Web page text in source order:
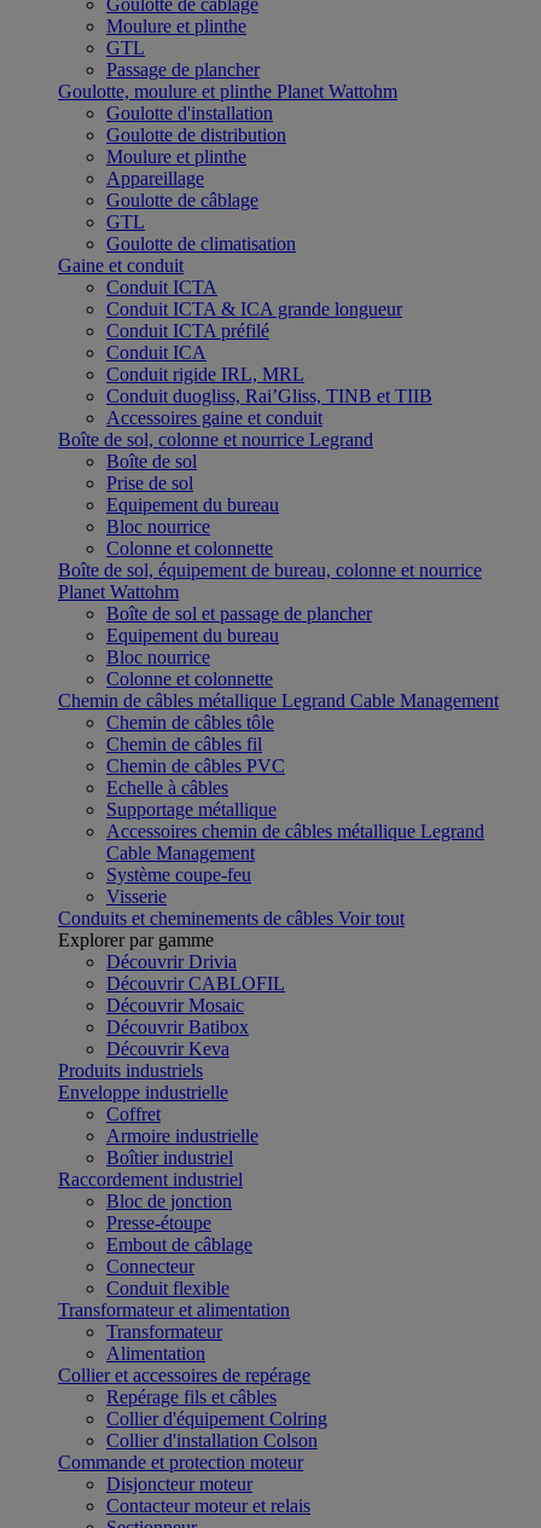
Goulotte de câblage
Moulure et plinthe
GTL
Passage de plancher
Goulotte, moulure et plinthe Planet Wattohm
Goulotte d'installation
Goulotte de distribution
Moulure et plinthe
Appareillage
Goulotte de câblage
GTL
Goulotte de climatisation
Gaine et conduit
Conduit ICTA
Conduit ICTA & ICA grande longueur
Conduit ICTA préfilé
Conduit ICA
Conduit rigide IRL, MRL
Conduit duogliss, Rai’Gliss, TINB et TIIB
Accessoires gaine et conduit
Boîte de sol, colonne et nourrice Legrand
Boîte de sol
Prise de sol
Equipement du bureau
Bloc nourrice
Colonne et colonnette
Boîte de sol, équipement de bureau, colonne et nourrice
Planet Wattohm
Boîte de sol et passage de plancher
Equipement du bureau
Bloc nourrice
Colonne et colonnette
Chemin de câbles métallique Legrand Cable Management
Chemin de câbles tôle
Chemin de câbles fil
Chemin de câbles PVC
Echelle à câbles
Supportage métallique
Accessoires chemin de câbles métallique Legrand
Cable Management
Système coupe-feu
Visserie
Conduits et cheminements de câbles Voir tout
Explorer par gamme
Découvrir Drivia
Découvrir CABLOFIL
Découvrir Mosaic
Découvrir Batibox
Découvrir Keva
Produits industriels
Enveloppe industrielle
Coffret
Armoire industrielle
Boîtier industriel
Raccordement industriel
Bloc de jonction
Presse-étoupe
Embout de câblage
Connecteur
Conduit flexible
Transformateur et alimentation
Transformateur
Alimentation
Collier et accessoires de repérage
Repérage fils et câbles
Collier d'équipement Colring
Collier d'installation Colson
Commande et protection moteur
Disjoncteur moteur
Contacteur moteur et relais